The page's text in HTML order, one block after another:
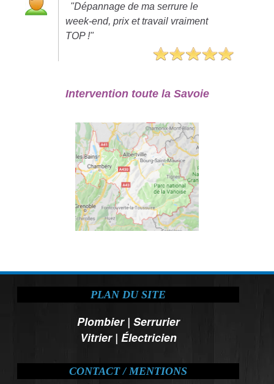
"Dépannage de ma serrure le
week-end, prix et travail vraiment
TOP !"
Intervention toute la Savoie
PLAN DU SITE
Plombier| Serrurier
Vitrier| Électricien
CONTACT / MENTIONS